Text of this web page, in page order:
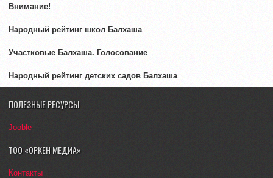
Внимание!
Народный рейтинг школ Балхаша
Участковые Балхаша. Голосование
Народный рейтинг детских садов Балхаша
ПОЛЕЗНЫЕ РЕСУРСЫ
Jooble
ТОО «ОРКЕН МЕДИА»
Контакты